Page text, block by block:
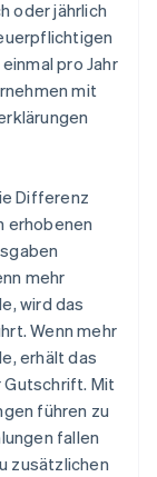
oder jährlich
pro Jahr
mit
Differenz
erhobenen
mehr
wird das
Wenn mehr
erhält das
Gutschrift. Mit
führen zu
fallen
zusätzlichen